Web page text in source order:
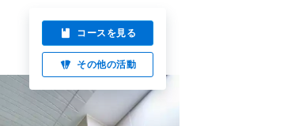
コースを見る
その他の活動